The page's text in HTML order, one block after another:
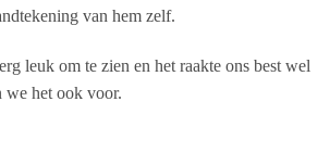
van hem zelf.
leuk om te zien en het raakte ons best wel
we het ook voor.